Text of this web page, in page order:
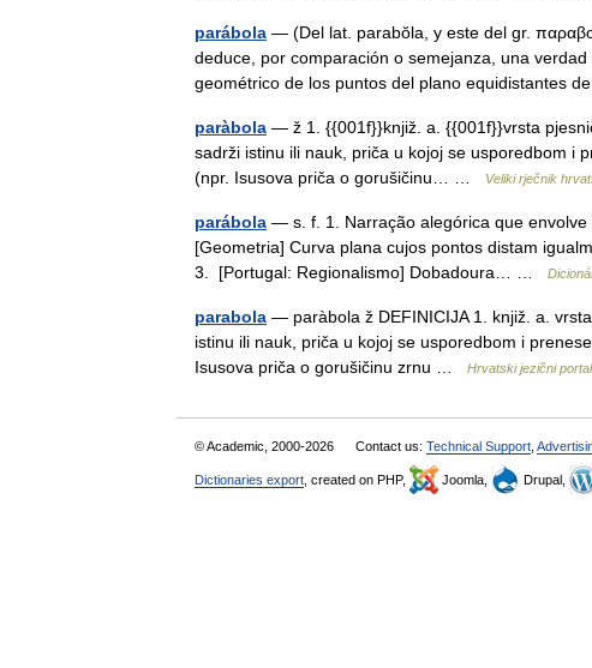
parábola — (Del lat. parabŏla, y este del gr.
deduce, por comparación o semejanza, una
geométrico de los puntos del plano equidistantes
paràbola — ž 1. {{001f}}knjiž. a. {{001f}}vrsta
sadrži istinu ili nauk, priča u kojoj se usporedbom i
(npr. Isusova priča o gorušičinu… …
Veliki rječnik
parábola — s. f. 1. Narração alegórica que
[Geometria] Curva plana cujos pontos distam
3. [Portugal: Regionalismo] Dobadoura… …
parabola — paràbola ž DEFINICIJA 1. knjiž. a.
istinu ili nauk, priča u kojoj se usporedbom i
Isusova priča o gorušičinu zrnu …
Hrvatski jezični portal
© Academic, 2000-2026 Contact us: Technical Support
Dictionaries export , created on PHP, Joomla, Drupal,